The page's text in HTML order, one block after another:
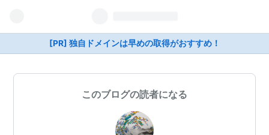
[PR] 独自ドメインは早めの取得がおすすめ！
このブログの読者になる